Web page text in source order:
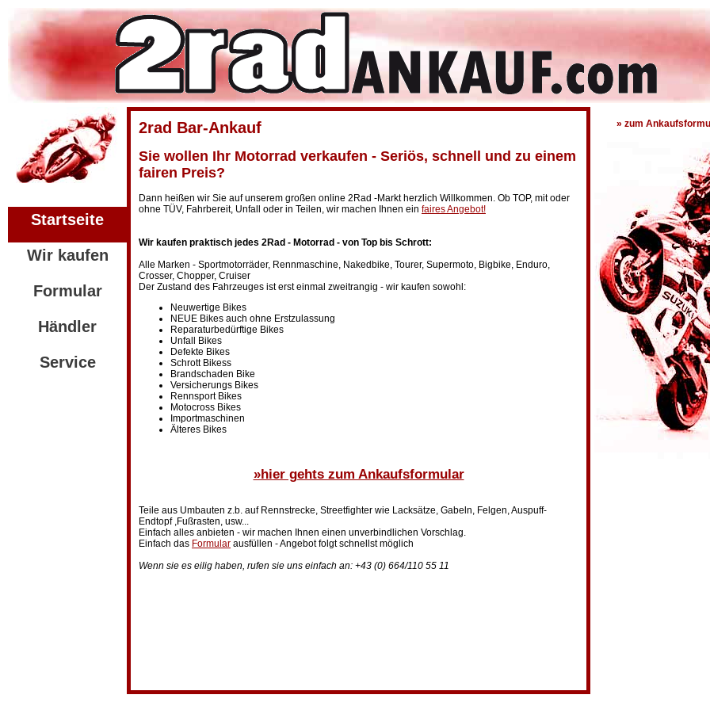
Startseite
Wir kaufen
Formular
Händler
Service
2rad Bar-Ankauf
Sie wollen Ihr Motorrad verkaufen - Seriös, schnell und zu einem
fairen Preis?
Dann heißen wir Sie auf unserem großen online 2Rad -Markt herzlich Willkommen. Ob TOP, mit oder
ohne TÜV, Fahrbereit, Unfall oder in Teilen, wir machen Ihnen ein faires Angebot!
Wir kaufen praktisch jedes 2Rad - Motorrad - von Top bis Schrott:
Alle Marken - Sportmotorräder, Rennmaschine, Nakedbike, Tourer, Supermoto, Bigbike, Enduro,
Crosser, Chopper, Cruiser
Der Zustand des Fahrzeuges ist erst einmal zweitrangig - wir kaufen sowohl:
Neuwertige Bikes
NEUE Bikes auch ohne Erstzulassung
Reparaturbedürftige Bikes
Unfall Bikes
Defekte Bikes
Schrott Bikess
Brandschaden Bike
Versicherungs Bikes
Rennsport Bikes
Motocross Bikes
Importmaschinen
Älteres Bikes
»hier gehts zum Ankaufsformular
Teile aus Umbauten z.b. auf Rennstrecke, Streetfighter wie Lacksätze, Gabeln, Felgen, Auspuff-
Endtopf ,Fußrasten, usw...
Einfach alles anbieten - wir machen Ihnen einen unverbindlichen Vorschlag.
Einfach das Formular ausfüllen - Angebot folgt schnellst möglich
Wenn sie es eilig haben, rufen sie uns einfach an: +43 (0) 664/110 55 11
» zum